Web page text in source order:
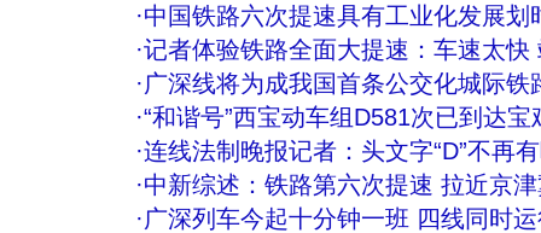
·中国铁路六次提速具有工业化发展划
·记者体验铁路全面大提速：车速太快
·广深线将为成我国首条公交化城际铁
·“和谐号”西宝动车组D581次已到达宝
·连线法制晚报记者：头文字“D”不再
·中新综述：铁路第六次提速 拉近京
·广深列车今起十分钟一班 四线同时